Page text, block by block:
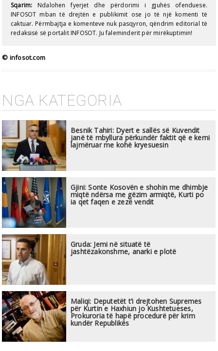
Sqarim: Ndalohen fyerjet dhe përdorimi i gjuhës ofenduese.
INFOSOT mban të drejtën e publikimit ose jo të një komenti të
caktuar. Përmbajtja e komenteve nuk pasqyron, qëndrim editorial të
redaksisë së portalit INFOSOT. Ju faleminderit për mirëkuptimin!
© infosot.com
NGA KATEGORIA
Besnik Tahiri: Dyert e sallës së Kuvendit
janë të mbyllura përkundër faktit që e kemi
lajmëruar me kohë kryesuesin
Gjini: Sonte Kosovën e shohin me dhimbje
miqtë ndërsa me gëzim armiqtë, Kurti po
ia qet faqen e zezë vendit
Gruda: Jemi në situatë të
jashtëzakonshme, anarki e plotë
Maliqi: Deputetët t’i drejtohen Supremes
për Kurtin e Haxhiun jo Kushtetueses,
Prokuroria të hapë procedurë për krim
kundër Republikës